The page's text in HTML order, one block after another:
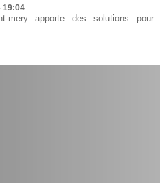
19:04
mery apporte des solutions